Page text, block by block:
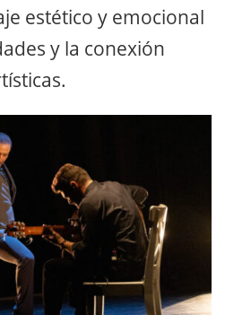
estético y emocional
y la conexión